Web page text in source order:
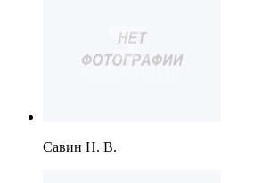
Савин Н. В.